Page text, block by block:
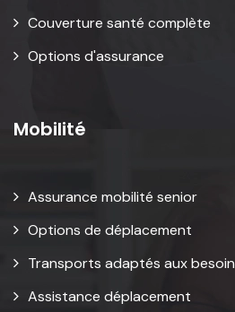
Couverture santé complète
Options d'assurance
Mobilité
Assurance mobilité senior
Options de déplacement
Transports adaptés aux
Assistance déplacement